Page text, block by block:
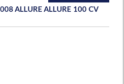
ALLURE ALLURE 100 CV